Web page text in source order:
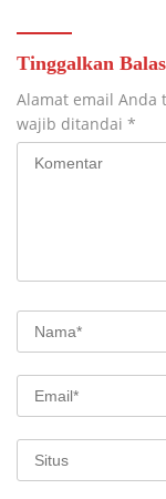
Tinggalkan
Alamat email Anda
wajib ditandai *